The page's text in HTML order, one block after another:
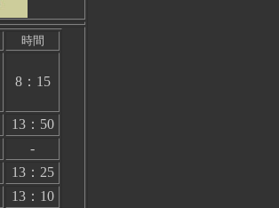
時間
8：15
13：50
-
13：25
13：10